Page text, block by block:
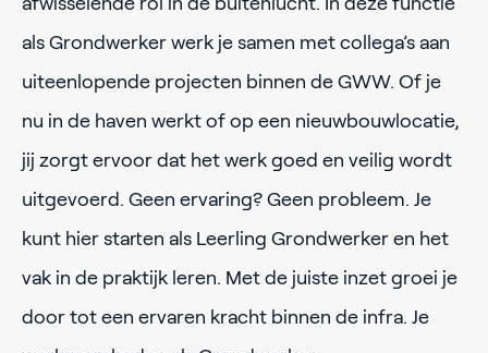
als Grondwerker werk je samen met collega’s aan
uiteenlopende projecten binnen de GWW. Of je
nu in de haven werkt of op een nieuwbouwlocatie,
jij zorgt ervoor dat het werk goed en veilig wordt
uitgevoerd. Geen ervaring? Geen probleem. Je
kunt hier starten als Leerling Grondwerker en het
vak in de praktijk leren. Met de juiste inzet groei je
door tot een ervaren kracht binnen de infra. Je